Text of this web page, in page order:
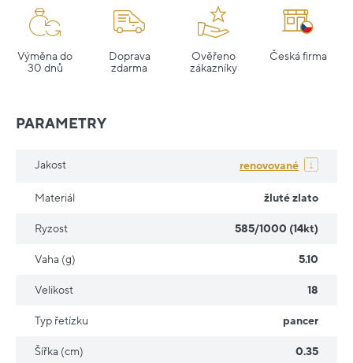
Výměna do
30 dnů
Doprava
zdarma
Ověřeno
zákazníky
Česká firma
PARAMETRY
Jakost renovované
Materiál žluté zlato
Ryzost 585/1000 (14kt)
Vaha (g) 5.10
Velikost 18
Typ řetízku pancer
Šířka (cm) 0.35